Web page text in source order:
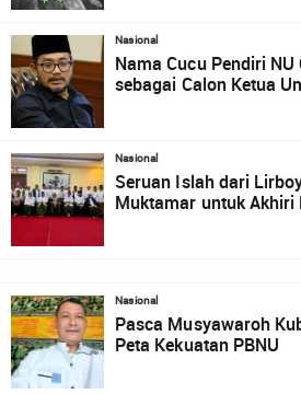
Nasional
Nama Cucu Pendiri
sebagai Calon Ketua
Nasional
Seruan Islah dari
Muktamar untuk Akhiri
Nasional
Pasca Musyawaroh
Peta Kekuatan PBNU